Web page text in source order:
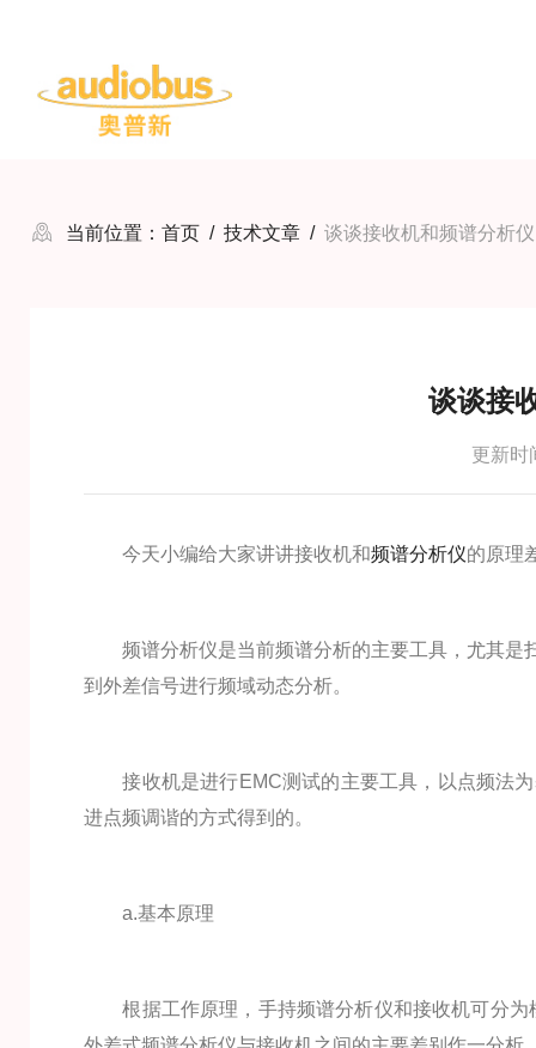
当前位置： 首页 / 技术文章 / 谈谈接收机和频谱分析
谈谈接
更新时
今天小编给大家讲讲接收机和频谱分析仪的原理
频谱分析仪是当前频谱分析的主要工具，尤其是
到外差信号进行频域动态分析。
接收机是进行EMC测试的主要工具，以点频法为
进点频调谐的方式得到的。
a.基本原理
根据工作原理，手持频谱分析仪和接收机可分为